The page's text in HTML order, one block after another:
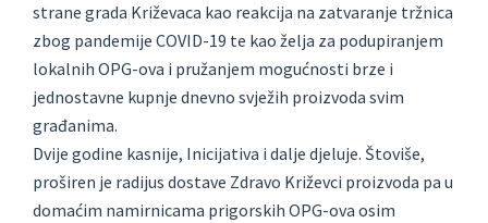
strane grada Križevaca kao reakcija na zatvaranje tržnica
zbog pandemije COVID-19 te kao želja za podupiranjem
lokalnih OPG-ova i pružanjem mogućnosti brze i
jednostavne kupnje dnevno svježih proizvoda svim
građanima.
Dvije godine kasnije, Inicijativa i dalje djeluje. Štoviše,
proširen je radijus dostave Zdravo Križevci proizvoda pa u
domaćim namirnicama prigorskih OPG-ova osim